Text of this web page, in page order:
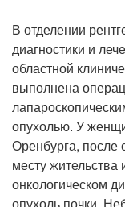
В отделении
диагностики и
областной
выполнена
опухолью. У
Оренбурга, после
месту жительства
онкологическом